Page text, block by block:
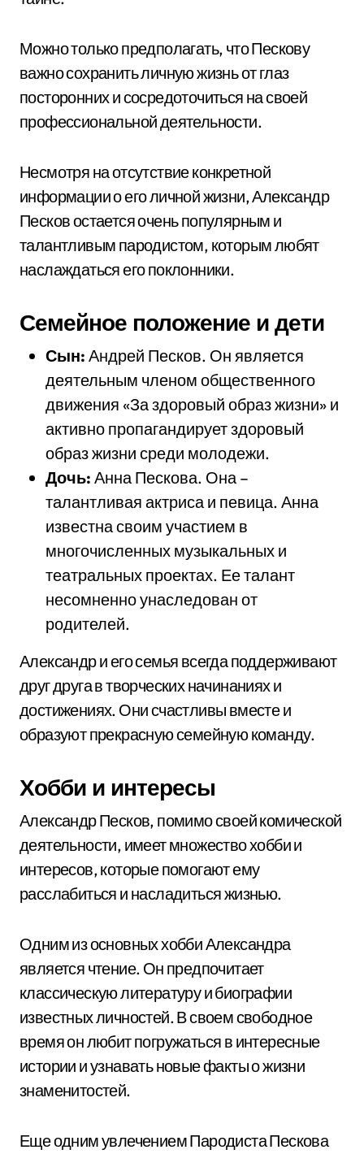
Можно только предполагать, что Пескову
важно сохранить личную жизнь от глаз
посторонних и сосредоточиться на своей
профессиональной деятельности.
Несмотря на отсутствие конкретной
информации о его личной жизни, Александр
Песков остается очень популярным и
талантливым пародистом, которым любят
наслаждаться его поклонники.
Семейное положение и дети
Сын: Андрей Песков. Он является
деятельным членом общественного
движения «За здоровый образ жизни» и
активно пропагандирует здоровый
образ жизни среди молодежи.
Дочь: Анна Пескова. Она –
талантливая актриса и певица. Анна
известна своим участием в
многочисленных музыкальных и
театральных проектах. Ее талант
несомненно унаследован от
родителей.
Александр и его семья всегда поддерживают
друг друга в творческих начинаниях и
достижениях. Они счастливы вместе и
образуют прекрасную семейную команду.
Хобби и интересы
Александр Песков, помимо своей комической
деятельности, имеет множество хобби и
интересов, которые помогают ему
расслабиться и насладиться жизнью.
Одним из основных хобби Александра
является чтение. Он предпочитает
классическую литературу и биографии
известных личностей. В своем свободное
время он любит погружаться в интересные
истории и узнавать новые факты о жизни
знаменитостей.
Еще одним увлечением Пародиста Пескова